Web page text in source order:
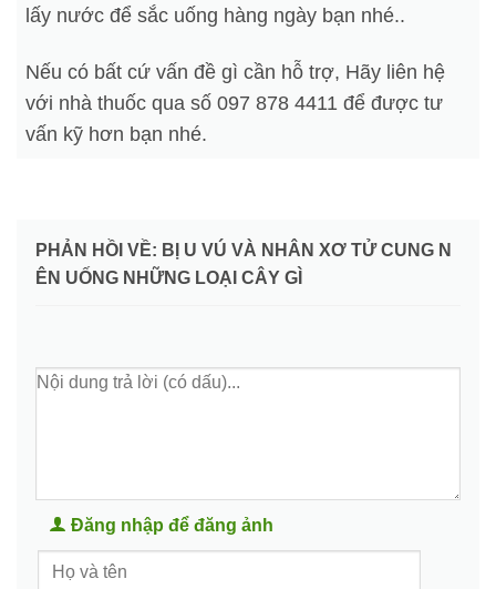
lấy nước để sắc uống hàng ngày bạn nhé..
Nếu có bất cứ vấn đề gì cần hỗ trợ, Hãy liên hệ
với nhà thuốc qua số 097 878 4411 để được tư
vấn kỹ hơn bạn nhé.
PHẢN HỒI VỀ: BỊ U VÚ VÀ NHÂN XƠ TỬ CUNG N
ÊN UỐNG NHỮNG LOẠI CÂY GÌ
Đăng nhập để đăng ảnh